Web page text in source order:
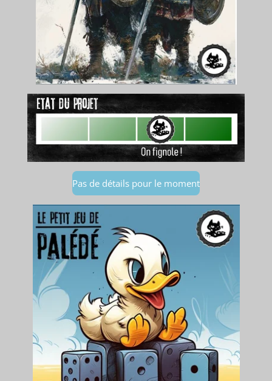
Pas de détails pour le moment